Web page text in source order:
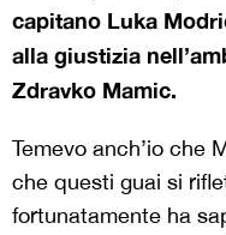
capitano Luka
alla giustizia nell
Zdravko Mamic.
Temevo anch’io che
che questi guai si
fortunatamente ha